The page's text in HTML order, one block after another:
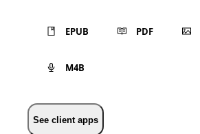
EPUB PDF
M4B
See client apps